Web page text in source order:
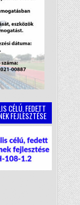
CÉLÚ, FEDETT
FEJLESZTÉSE